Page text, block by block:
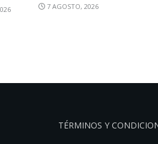
7 AGOSTO, 2026
TÉRMINOS Y